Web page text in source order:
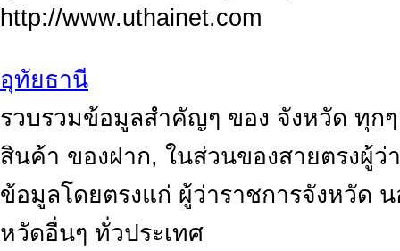
http://www.uthainet.com
อุทัยธานี
รวบรวมข้อมูลสำคัญๆ ของ จังหวัด ทุก
สินค้า ของฝาก, ในส่วนของสายตรงผู้
ข้อมูลโดยตรงแก่ ผู้ว่าราชการจังหวัด
หวัดอื่นๆ ทั่วประเทศ